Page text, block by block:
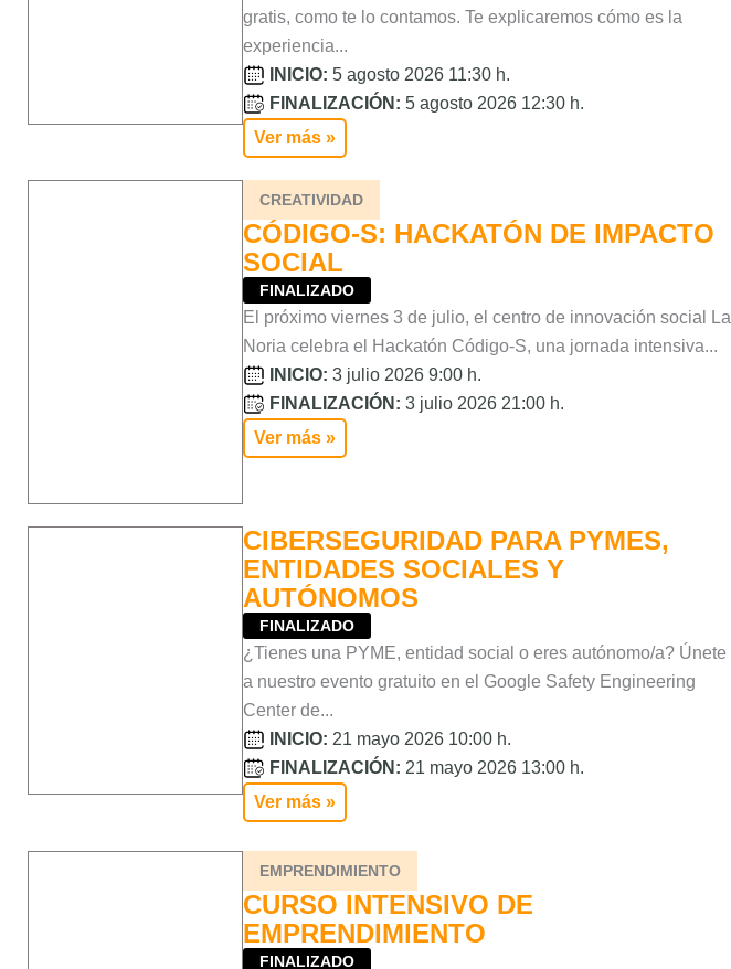
gratis, como te lo contamos. Te explicaremos cómo es la
experiencia...
INICIO: 5 agosto 2026 11:30 h.
FINALIZACIÓN: 5 agosto 2026 12:30 h.
Ver más »
CREATIVIDAD
CÓDIGO-S: HACKATÓN DE IMPACTO
SOCIAL
FINALIZADO
El próximo viernes 3 de julio, el centro de innovación social La
Noria celebra el Hackatón Código-S, una jornada intensiva...
INICIO: 3 julio 2026 9:00 h.
FINALIZACIÓN: 3 julio 2026 21:00 h.
Ver más »
CIBERSEGURIDAD PARA PYMES,
ENTIDADES SOCIALES Y
AUTÓNOMOS
FINALIZADO
¿Tienes una PYME, entidad social o eres autónomo/a? Únete
a nuestro evento gratuito en el Google Safety Engineering
Center de...
INICIO: 21 mayo 2026 10:00 h.
FINALIZACIÓN: 21 mayo 2026 13:00 h.
Ver más »
EMPRENDIMIENTO
CURSO INTENSIVO DE
EMPRENDIMIENTO
FINALIZADO